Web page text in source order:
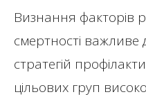
Визнання факторів
смертності
стратегій
цільових груп